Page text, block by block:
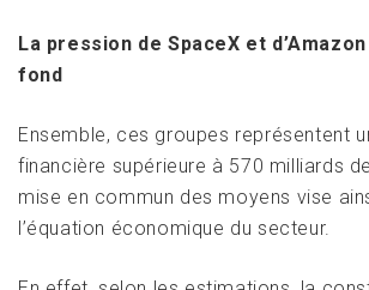
La pression de SpaceX et
fond
Ensemble, ces groupes représentent
financière supérieure à 570 milliards
mise en commun des moyens vise
l’équation économique du secteur.